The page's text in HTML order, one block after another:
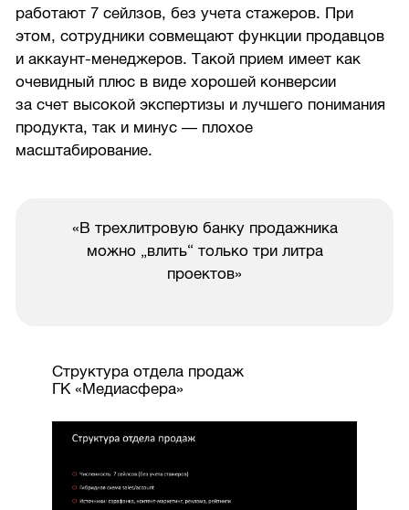
работают 7 сейлзов, без учета стажеров. При
этом, сотрудники совмещают функции продавцов
и аккаунт-менеджеров. Такой прием имеет как
очевидный плюс в виде хорошей конверсии
за счет высокой экспертизы и лучшего понимания
продукта, так и минус — плохое
масштабирование.
«В трехлитровую банку продажника
можно „влить“ только три литра
проектов»
Структура отдела продаж
ГК «Медиасфера»